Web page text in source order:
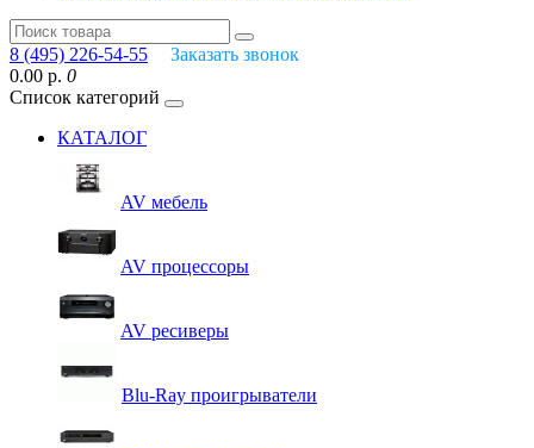
8 (495) 226-54-55
Заказать звонок
0.00 р. 0
Список категорий
КАТАЛОГ
AV мебель
AV процессоры
AV ресиверы
Blu-Ray проигрыватели